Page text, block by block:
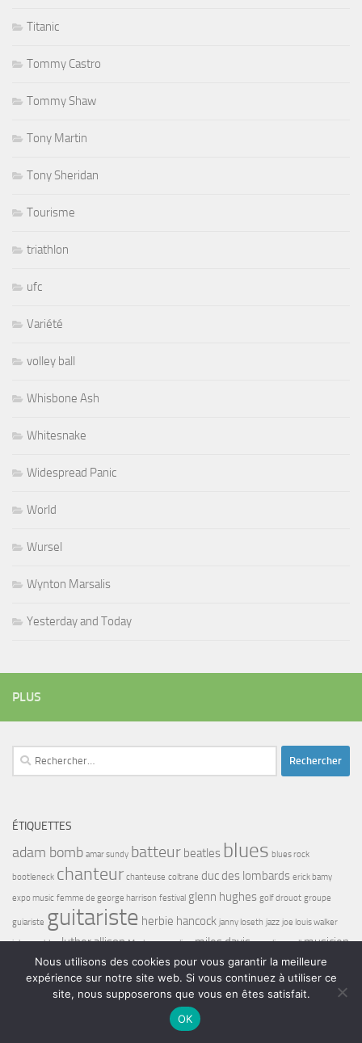
Titanic
Tommy Castro
Tommy Shaw
Tony Martin
Tony Sheridan
Tourisme
triathlon
ufc
Variété
volley ball
Whisbone Ash
Whitesnake
Widespread Panic
World
Wursel
Wynton Marsalis
Yesterday and Today
PLUS
Rechercher :
ÉTIQUETTES
adam bomb amar sundy batteur beatles blues blues rock
bootleneck chanteur chanteuse coltrane duc des lombards erick bamy
expo music femme de george harrison festival glenn hughes golf drouot groupe
guiariste guitariste herbie hancock janny loseth jazz joe louis walker
john coghlan luther allison Maalouma malien miles davis murali coryell musicien
musiciens nilaja norbert krief pat travers restaurant rock roy haynes salon sandy gennaro
status quo sunset Paris Taj Mahal titanic tony sheridan wayne shorter
Nous utilisons des cookies pour vous garantir la meilleure
expérience sur notre site web. Si vous continuez à utiliser ce
site, nous supposerons que vous en êtes satisfait.
OK